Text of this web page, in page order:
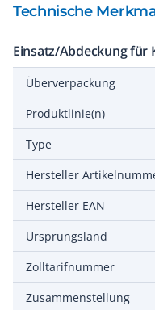
Technische
Einsatz/Abdeckung
Überverpackung
Produktlinie(n)
Type
Hersteller
Hersteller EAN
Ursprungsland
Zolltarifnummer
Zusammenstellung